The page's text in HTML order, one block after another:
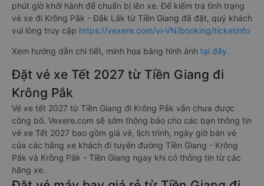
phút giờ khởi hành để chuẩn bị lên xe. Để kiểm tra tình trạng
vé xe đi Krông Pắk - Đắk Lắk từ Tiền Giang đã đặt, quý khách
vui lòng truy cập https://vexere.com/vi-VN/booking/ticketinfo
Xem hướng dẫn chi tiết, minh họa bằng hình ảnh tại đây.
Đặt vé xe Tết 2027 từ Tiền Giang đi
Krông Pắk
Vé xe tết 2027 từ Tiền Giang đi Krông Pắk vẫn chưa được
công bố. Vexere.com sẽ sớm thông báo cho các bạn thông tin
vé xe Tết 2027 bao gồm giá vé, lịch trình, ngày giờ bán vé
của các hãng xe khách đi tuyến đường Tiền Giang - Krông
Pắk và Krông Pắk - Tiền Giang ngay khi có thông tin từ các
hãng xe.